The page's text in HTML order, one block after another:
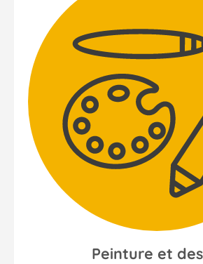
Peinture et